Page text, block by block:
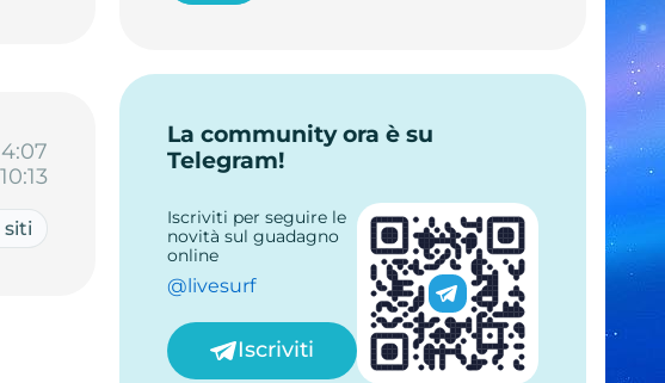
siti
La community ora è su
Telegram!
Iscriviti per seguire le
novità sul guadagno
online
@livesurf
Iscriviti